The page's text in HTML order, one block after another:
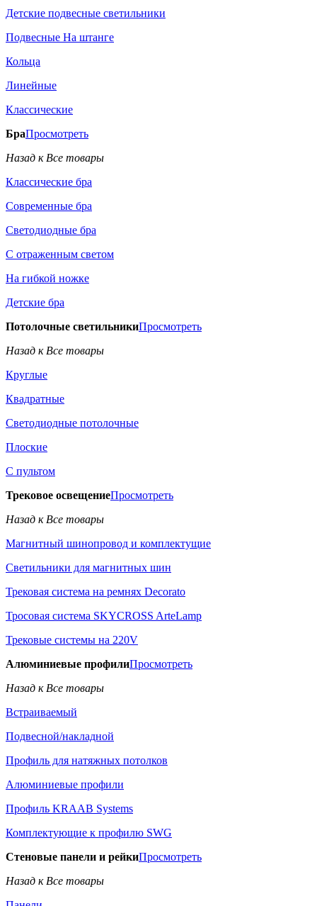
Детские подвесные светильники
Подвесные На штанге
Кольца
Линейные
Классические
БраПросмотреть
Назад к Все товары
Классические бра
Современные бра
Светодиодные бра
С отраженным светом
На гибкой ножке
Детские бра
Потолочные светильникиПросмотреть
Назад к Все товары
Круглые
Квадратные
Светодиодные потолочные
Плоские
С пультом
Трековое освещениеПросмотреть
Назад к Все товары
Магнитный шинопровод и комплектущие
Светильники для магнитных шин
Трековая система на ремнях Decorato
Тросовая система SKYCROSS ArteLamp
Трековые системы на 220V
Алюминиевые профилиПросмотреть
Назад к Все товары
Встраиваемый
Подвесной/накладной
Профиль для натяжных потолков
Алюминиевые профили
Профиль KRAAB Systems
Комплектующие к профилю SWG
Стеновые панели и рейкиПросмотреть
Назад к Все товары